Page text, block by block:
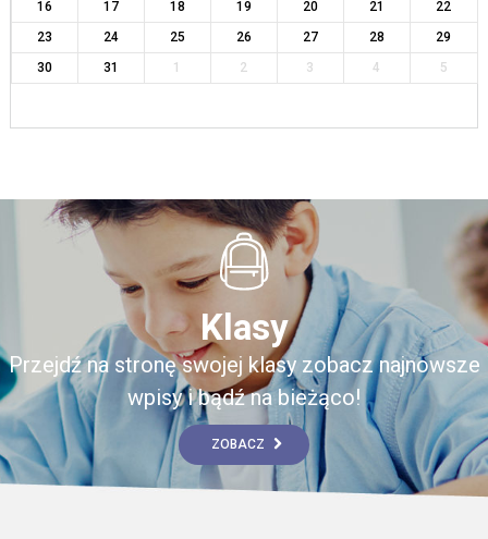
16
17 18 19 20 21
22
23
24 25 26 27 28
29
30
31 1 2 3 4 5
Klasy
Przejdź na stronę swojej klasy zobacz najnowsze
wpisy i bądź na bieżąco!
ZOBACZ